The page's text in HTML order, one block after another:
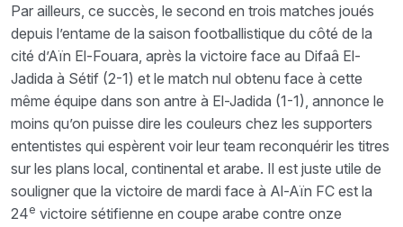
Par ailleurs, ce succès, le second en trois matches joués
depuis l’entame de la saison footballistique du côté de la
cité d’Aïn El-Fouara, après la victoire face au Difaâ El-
Jadida à Sétif (2-1) et le match nul obtenu face à cette
même équipe dans son antre à El-Jadida (1-1), annonce le
moins qu’on puisse dire les couleurs chez les supporters
ententistes qui espèrent voir leur team reconquérir les titres
sur les plans local, continental et arabe. Il est juste utile de
souligner que la victoire de mardi face à Al-Aïn FC est la
24e victoire sétifienne en coupe arabe contre onze